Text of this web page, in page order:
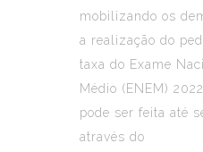
mobilizando os
a realização do
taxa do Exame
Médio (ENEM)
pode ser feita até
através do